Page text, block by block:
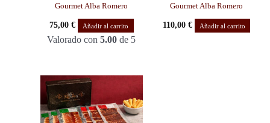
Gourmet Alba Romero
75,00€ Añadir al carrito
Valorado con5.00 de 5
Gourmet Alba Romero
110,00 € Añadir al carrito